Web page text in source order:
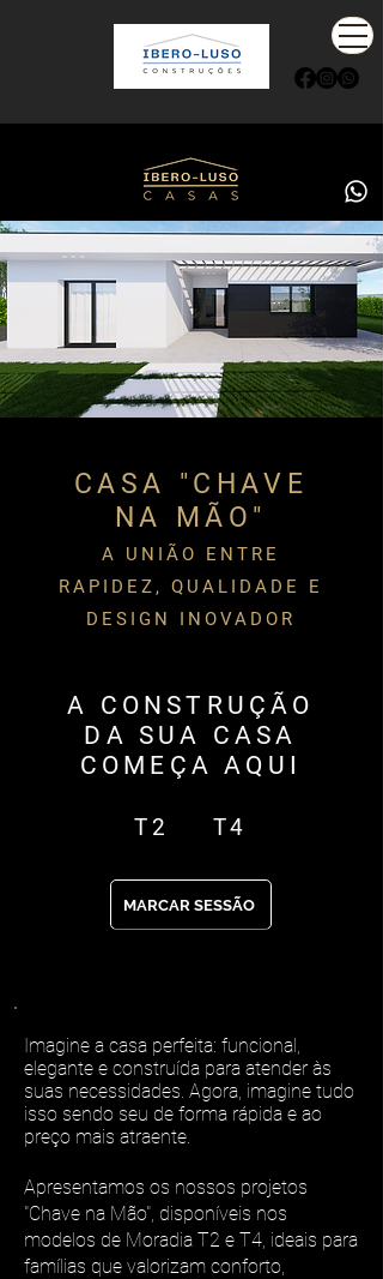
CASA "CHAVE
NA MÃO"
A UNIÃO ENTRE
RAPIDEZ, QUALIDADE E
DESIGN INOVADOR
A CONSTRUÇÃO
DA SUA CASA
COMEÇA AQUI
T2 T4
MARCAR SESSÃO
Imagine a casa perfeita: funcional,
elegante e construída para atender às
suas necessidades. Agora, imagine tudo
isso sendo seu de forma rápida e ao
preço mais atraente.
Apresentamos os nossos projetos
"Chave na Mão", disponíveis nos
modelos de Moradia T2 e T4, ideais para
famílias que valorizam conforto,